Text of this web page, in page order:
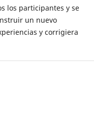
los participantes y se
un nuevo
y corrigiera